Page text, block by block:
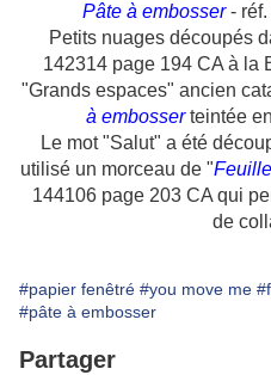
Pâte à embosser- réf.
Petits nuages découpés
142314 page 194 CA à la
"Grands espaces" ancien
à embosserteintée
Le mot "Salut" a été
utilisé un morceau de "
144106 page 203 CA qui
de
#papier fenêtré #you move me
#pâte à embosser
Partager